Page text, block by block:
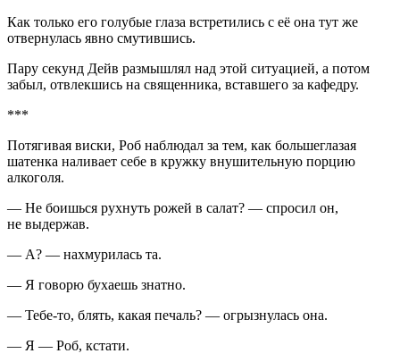
Как только его голубые глаза встретились с её она тут же
отвернулась явно смутившись.
Пару секунд Дейв размышлял над этой ситуацией, а потом
забыл, отвлекшись на священника, вставшего за кафедру.
***
Потягивая виски, Роб наблюдал за тем, как большеглазая
шатенка наливает себе в кружку внушительную порцию
алкоголя.
— Не боишься рухнуть рожей в салат? — спросил он,
не выдержав.
— А? — нахмурилась та.
— Я говорю бухаешь знатно.
— Тебе-то, блять, какая печаль? — огрызнулась она.
— Я — Роб, кстати.